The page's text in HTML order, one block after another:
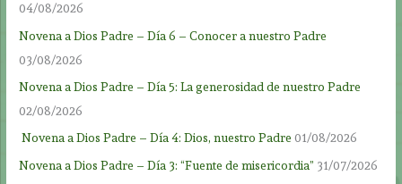
04/08/2026
Novena a Dios Padre – Día 6 – Conocer a nuestro Padre
03/08/2026
Novena a Dios Padre – Día 5: La generosidad de nuestro Padre
02/08/2026
Novena a Dios Padre – Día 4: Dios, nuestro Padre 01/08/2026
Novena a Dios Padre – Día 3: “Fuente de misericordia” 31/07/2026